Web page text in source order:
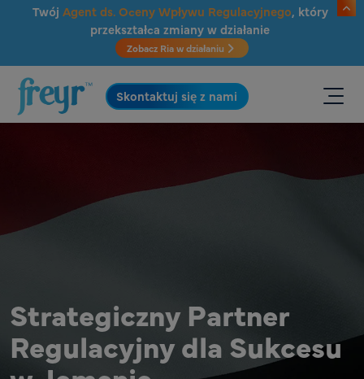
Przejdź do głównej treści
Twój Agent ds. Oceny Wpływu Regulacyjnego, który
przekształca zmiany w działanie
Zobacz Ria w działaniu
.
Skontaktuj się z nami
Strategiczny Partner
Regulacyjny dla Sukcesu